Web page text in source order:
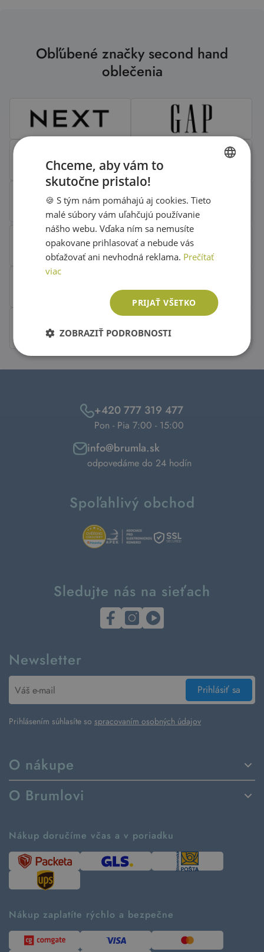
Obľúbené značky second hand
oblečenia
O nákupe
Spôsoby dodania a platby
Vrátenie tovaru a reklamácia
Návod ako nakupovať
Tabuľka veľkostí
Predávané značky
Kontakt
O Brumlovi
Ako tvoríme second hand
Časté otázky
Kde pomáhame
Udržateľnosť
Blog
Pre médiá
+420 777 319 477
Pon - Pia 7:00 - 15:00
info@brumla.sk
odpovedáme do 24 hodín
Spoľahlivý obchod
Sledujte nás na sieťach
Newsletter
Prihlásiť sa
Prihlásením súhlasíte so spracovaním osobných údajov
Nákup doručíme včas a v poriadku
Nákup zaplatíte rýchlo a bezpečne
ENGLISH
Chceme, aby vám to
skutočne pristalo!
🍪 S tým nám pomáhajú aj cookies. Tieto
malé súbory vám uľahčujú používanie
nášho webu. Vďaka ním sa nemusíte
opakovane prihlasovať a nebude vás
obťažovať ani nevhodná reklama. Prečítať
viac
PRIJAŤ VŠETKO
ZOBRAZIŤ PODROBNOSTI